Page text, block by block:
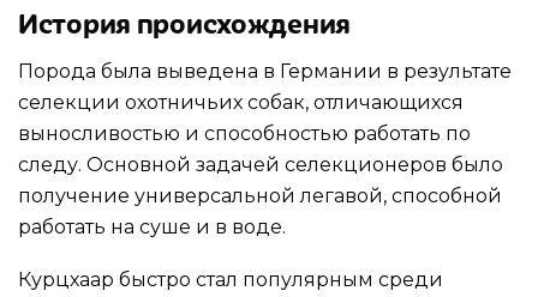
История происхождения
Порода была выведена в Германии в результате
селекции охотничьих собак, отличающихся
выносливостью и способностью работать по
следу. Основной задачей селекционеров было
получение универсальной легавой, способной
работать на суше и в воде.
Курцхаар быстро стал популярным среди